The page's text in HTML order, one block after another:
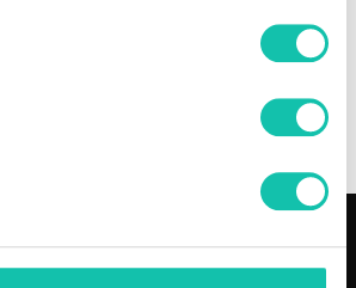
COSMÉTICA CLICK